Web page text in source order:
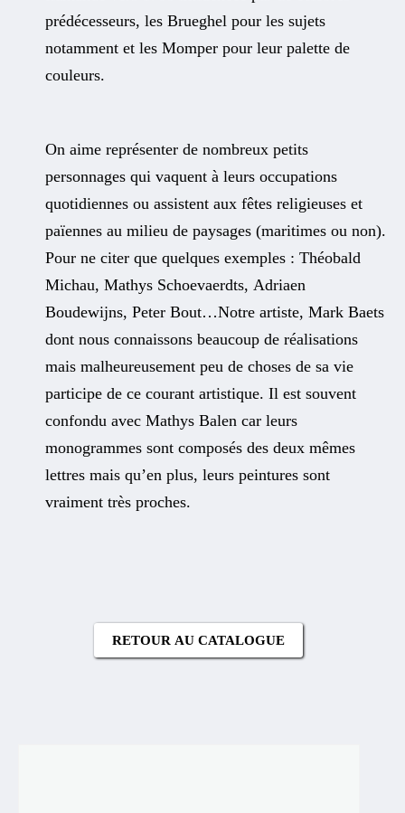
prédécesseurs, les Brueghel pour les sujets
notamment et les Momper pour leur palette de
couleurs.
On aime représenter de nombreux petits
personnages qui vaquent à leurs occupations
quotidiennes ou assistent aux fêtes religieuses et
païennes au milieu de paysages (maritimes ou non).
Pour ne citer que quelques exemples : Théobald
Michau, Mathys Schoevaerdts, Adriaen
Boudewijns, Peter Bout…Notre artiste, Mark Baets
dont nous connaissons beaucoup de réalisations
mais malheureusement peu de choses de sa vie
participe de ce courant artistique. Il est souvent
confondu avec Mathys Balen car leurs
monogrammes sont composés des deux mêmes
lettres mais qu’en plus, leurs peintures sont
vraiment très proches.
RETOUR AU CATALOGUE